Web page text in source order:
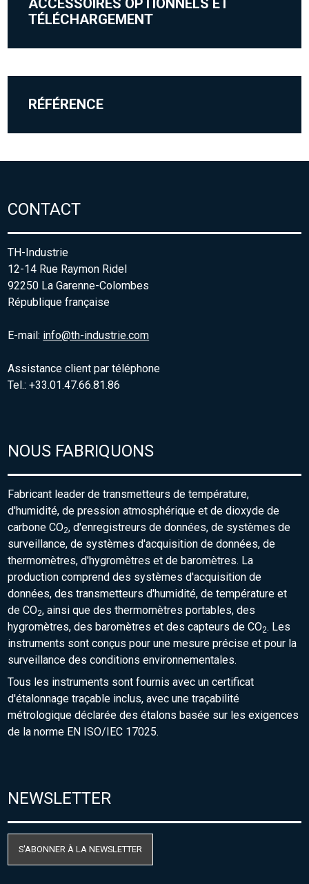
ACCESSOIRES OPTIONNELS ET
TÉLÉCHARGEMENT
RÉFÉRENCE
CONTACT
TH-Industrie
12-14 Rue Raymon Ridel
92250 La Garenne-Colombes
République française
E-mail: info@th-industrie.com
Assistance client par téléphone
Tel.: +33.01.47.66.81.86
NOUS FABRIQUONS
Fabricant leader de transmetteurs de température,
d'humidité, de pression atmosphérique et de dioxyde de
carbone CO2, d'enregistreurs de données, de systèmes de
surveillance, de systèmes d'acquisition de données, de
thermomètres, d'hygromètres et de baromètres. La
production comprend des systèmes d'acquisition de
données, des transmetteurs d'humidité, de température et
de CO2, ainsi que des thermomètres portables, des
hygromètres, des baromètres et des capteurs de CO2. Les
instruments sont conçus pour une mesure précise et pour la
surveillance des conditions environnementales.
Tous les instruments sont fournis avec un certificat
d'étalonnage traçable inclus, avec une traçabilité
métrologique déclarée des étalons basée sur les exigences
de la norme EN ISO/IEC 17025.
NEWSLETTER
S'ABONNER À LA NEWSLETTER